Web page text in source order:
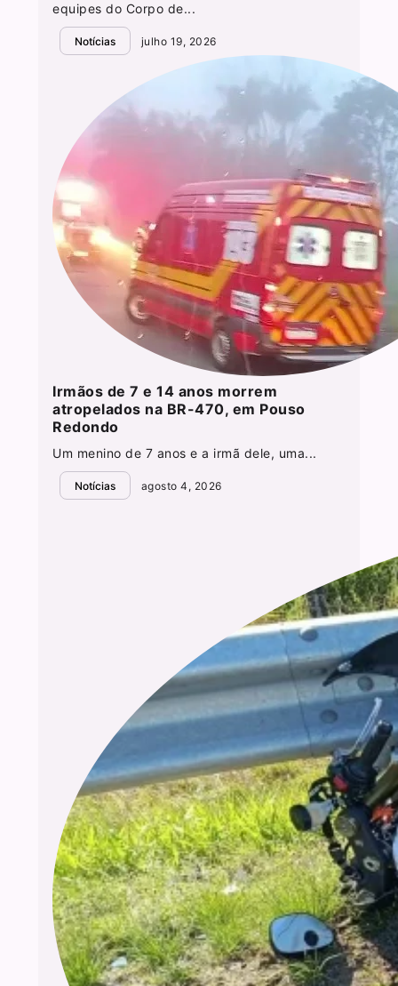
equipes do Corpo de...
Notícias julho 19, 2026
Irmãos de 7 e 14 anos morrem
atropelados na BR-470, em Pouso
Redondo
Um menino de 7 anos e a irmã dele, uma...
Notícias agosto 4, 2026